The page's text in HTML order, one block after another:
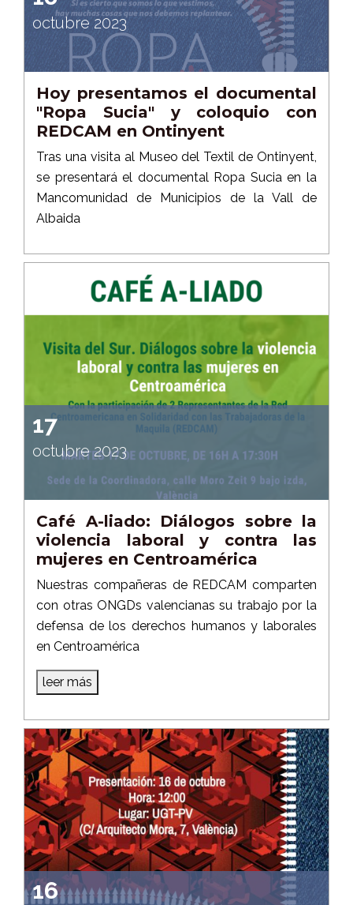
octubre 2023
Hoy presentamos el documental
"Ropa Sucia" y coloquio con
REDCAM en Ontinyent
Tras una visita al Museo del Textil de Ontinyent,
se presentará el documental Ropa Sucia en la
Mancomunidad de Municipios de la Vall de
Albaida
17
octubre 2023
Café A-liado: Diálogos sobre la
violencia laboral y contra las
mujeres en Centroamérica
Nuestras compañeras de REDCAM comparten
con otras ONGDs valencianas su trabajo por la
defensa de los derechos humanos y laborales
en Centroamérica
leer más
16